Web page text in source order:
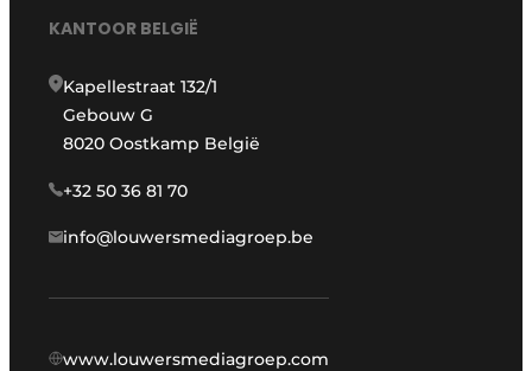
KANTOOR BELGIË
Kapellestraat 132/1
Gebouw G
8020 Oostkamp België
+32 50 36 81 70
info@louwersmediagroep.be
www.louwersmediagroep.com